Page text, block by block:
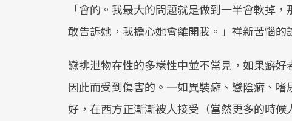
「會的。我最大的問題就是做到一半會軟掉
敢告訴她，我擔心她會離開我。」祥新苦惱的
戀排泄物在性的多樣性中並不常見，如果癖
因此而受到傷害的。一如異裝癖、戀陰癖、
好，在西方正漸漸被人接受（當然更多的時